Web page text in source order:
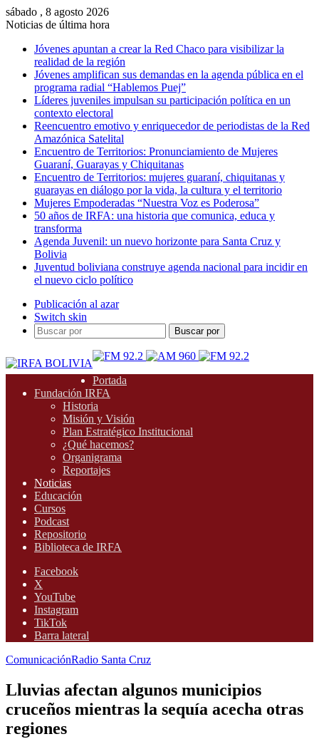
sábado , 8 agosto 2026
Noticias de última hora
Jóvenes apuntan a crear la Red Chaco para visibilizar la
realidad de la región
Jóvenes amplifican sus demandas en la agenda pública en el
programa radial “Hablemos Puej”
Líderes juveniles impulsan su participación política en un
contexto electoral
Reencuentro emotivo y enriquecedor de periodistas de la Red
Amazónica Satelital
Encuentro de Territorios: Pronunciamiento de Mujeres
Guaraní, Guarayas y Chiquitanas
Encuentro de Territorios: mujeres guaraní, chiquitanas y
guarayas en diálogo por la vida, la cultura y el territorio
Mujeres Empoderadas “Nuestra Voz es Poderosa”
50 años de IRFA: una historia que comunica, educa y
transforma
Agenda Juvenil: un nuevo horizonte para Santa Cruz y
Bolivia
Juventud boliviana construye agenda nacional para incidir en
el nuevo ciclo político
Publicación al azar
Switch skin
Buscar por
Portada
Fundación IRFA
Historia
Misión y Visión
Plan Estratégico Institucional
¿Qué hacemos?
Organigrama
Reportajes
Noticias
Educación
Cursos
Podcast
Repositorio
Biblioteca de IRFA
Facebook
X
YouTube
Instagram
TikTok
Barra lateral
ComunicaciónRadio Santa Cruz
Lluvias afectan algunos municipios
cruceños mientras la sequía acecha otras
regiones